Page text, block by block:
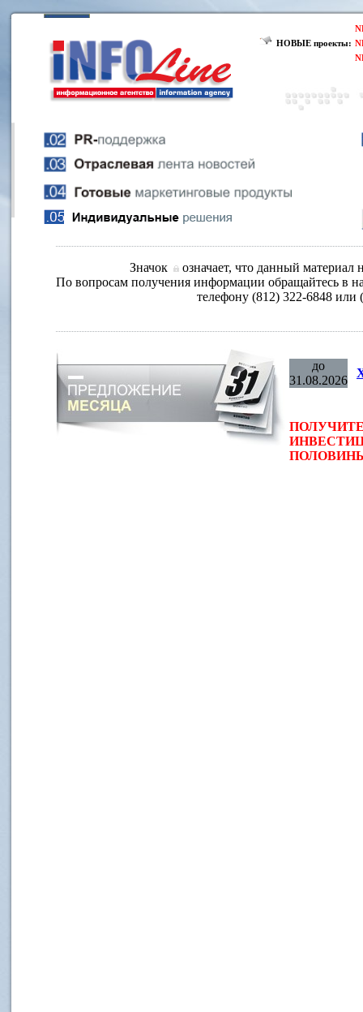
НОВЫЕ проекты:
Значок
означает, что данный материал
По вопросам получения информации обращайтесь в
телефону (812) 322-6848 или
до
31.08.2026
ПОЛОВИНЫ